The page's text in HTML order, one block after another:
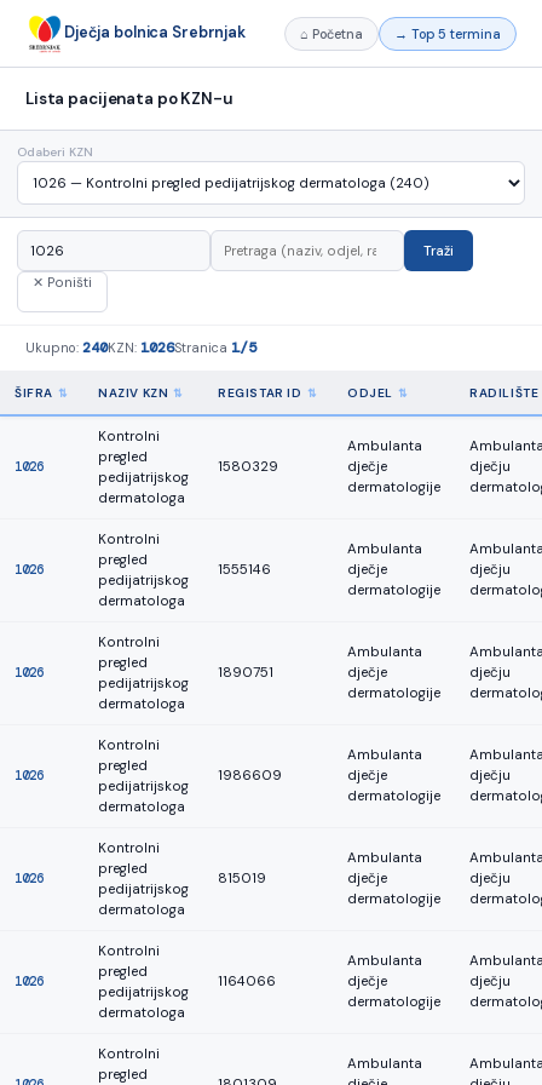
Dječja bolnica Srebrnjak ⌂ Početna → Top 5 termina
Lista pacijenata po KZN-u
Odaberi KZN
Traži
✕ Poništi
Ukupno: 240KZN: 1026Stranica 1/5
ŠIFRA NAZIV KZN REGISTAR ID ODJEL RADILIŠTE
1026
Kontrolni
pregled
pedijatrijskog
dermatologa
1580329
Ambulanta
dječje
dermatologije
dječju
1026
Kontrolni
pregled
pedijatrijskog
dermatologa
1555146
Ambulanta
dječje
dermatologije
dječju
1026
Kontrolni
pregled
pedijatrijskog
dermatologa
1890751
Ambulanta
dječje
dermatologije
dječju
1026
Kontrolni
pregled
pedijatrijskog
dermatologa
1986609
Ambulanta
dječje
dermatologije
dječju
1026
Kontrolni
pregled
pedijatrijskog
dermatologa
815019
Ambulanta
dječje
dermatologije
dječju
1026
Kontrolni
pregled
pedijatrijskog
dermatologa
1164066
Ambulanta
dječje
dermatologije
dječju
Kontrolni
pregled
Ambulanta